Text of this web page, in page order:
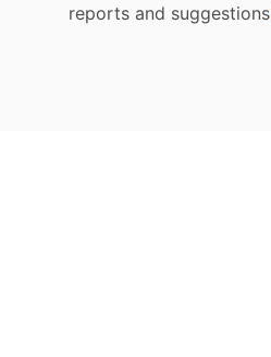
reports and suggestions